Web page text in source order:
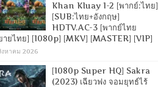
Khan Kluay 1-2 [พากย์:ไทย]
[SUB:ไทย+อังกฤษ]
HDTV.AC-3 [พากย์ไทย
ายไทย] [1080p] [MKV] [MASTER] [VIP]
งหาคม 2026
[1080p Super HQ] Sakra
(2023) เฉียวฟง จอมยุทธ์ไร้